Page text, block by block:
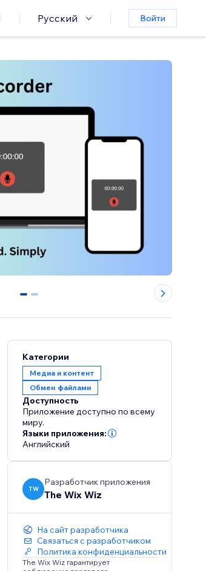
Русский Войти
0 1
Категории
Медиа и контент
Обмен файлами
Доступность
Приложение доступно по всему
миру.
Языки приложения:
Английский
TW
Разработчик приложения
The Wix Wiz
На сайт разработчика
Связаться с разработчиком
Политика конфиденциальности
The Wix Wiz гарантирует